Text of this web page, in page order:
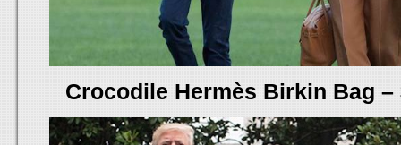
Crocodile Hermès Birkin Bag –